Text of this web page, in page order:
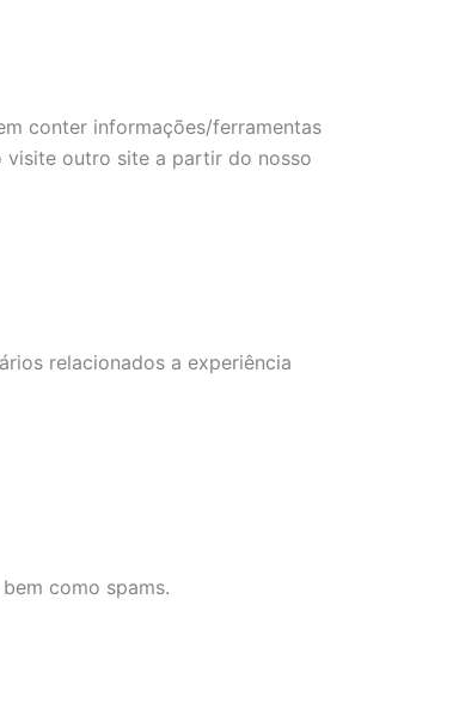
conter informações/ferramentas
visite outro site a partir do nosso
relacionados a experiência
como spams.